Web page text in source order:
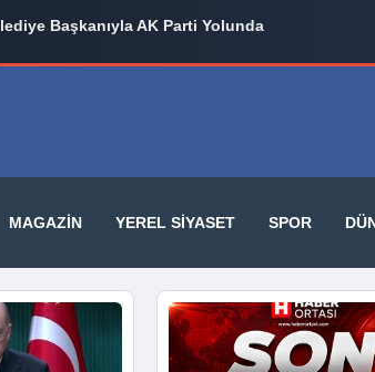
Başkanıyla AK Parti Yolunda
MAGAZIN YEREL SIYASET SPOR